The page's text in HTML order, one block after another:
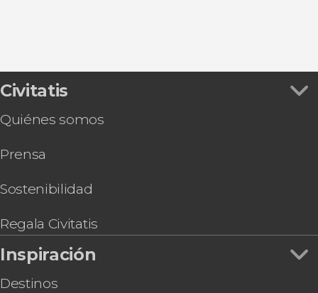
Civitatis
Quiénes somos
Prensa
Sostenibilidad
Regala Civitatis
Inspiración
Destinos